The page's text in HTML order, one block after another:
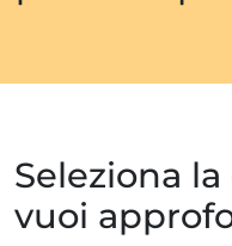
Seleziona
vuoi